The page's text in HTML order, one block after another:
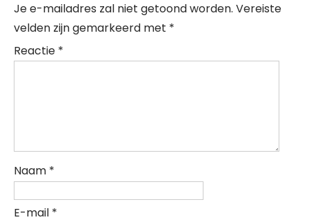
Je e-mailadres zal niet getoond worden. Vereiste
velden zijn gemarkeerd met *
Reactie *
Naam *
E-mail *